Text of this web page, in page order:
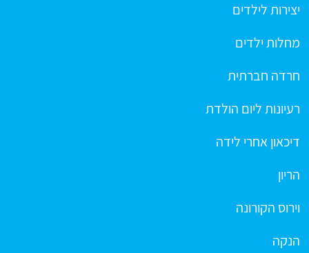
יצירות לילדים
מחלות ילדים
חרדה חברתית
רעיונות ליום הולדת
דיכאון אחרי לידה
הריון
וירוס הקורונה
הנקה